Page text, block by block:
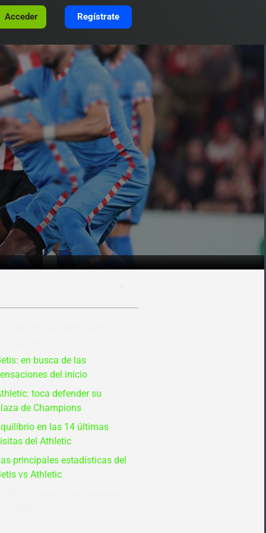
Acceder Regístrate
en busca de las
del inicio
toca defender su
de Champions
en las 14 últimas
del Athletic
principales estadísticas del
vs Athletic